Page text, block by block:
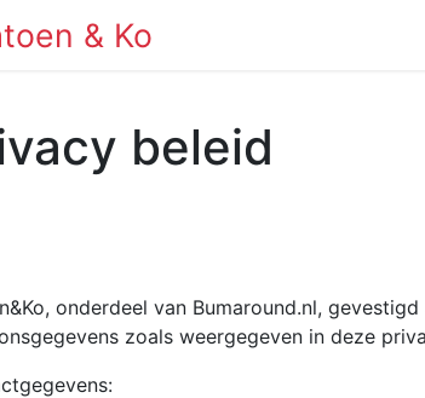
beleid
onderdeel van Bumaround.nl,
zoals weergegeven in deze